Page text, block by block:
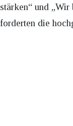
stärken“ und „Wir
forderten die